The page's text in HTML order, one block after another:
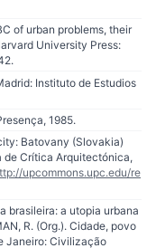
of urban problems, their
University Press:
Instituto de Estudios
1985.
Batovany (Slovakia)
de Crítica Arquitectónica,
upcommons.upc.edu/re
brasileira: a utopia urbana
R. (Org.). Cidade, povo
Janeiro: Civilização